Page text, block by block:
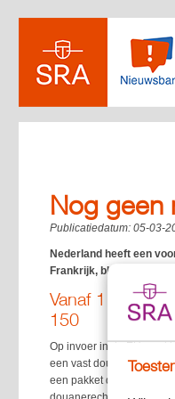
Nog geen
Publicatiedatum:05-03-
Nederland heeft een
Frankrijk, blijft de
Vanaf 1 juli
150
Op invoer in de EU van
een vast douanerecht
een pakket drie